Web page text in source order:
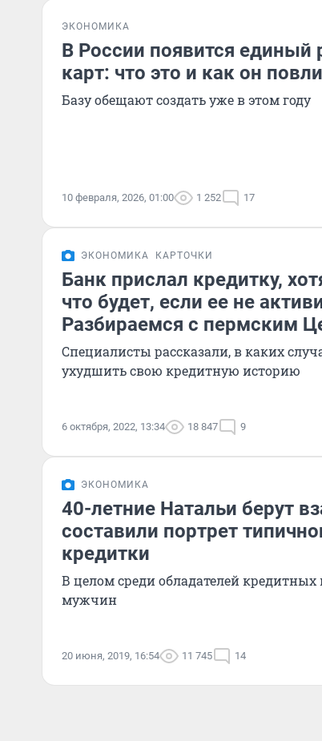
ЭКОНОМИКА
В России появится единый
карт: что это и как он
Базу обещают создать уже в этом году
10 февраля, 2026, 01:00 1 252 17
ЭКОНОМИКА КАРТОЧКИ
Банк прислал кредитку,
что будет, если ее не
Разбираемся с пермским
Специалисты рассказали, в каких
ухудшить свою кредитную историю
6 октября, 2022, 13:34 18 847 9
ЭКОНОМИКА
40-летние Натальи берут
составили портрет
кредитки
В целом среди обладателей
мужчин
20 июня, 2019, 16:54 11 745 14